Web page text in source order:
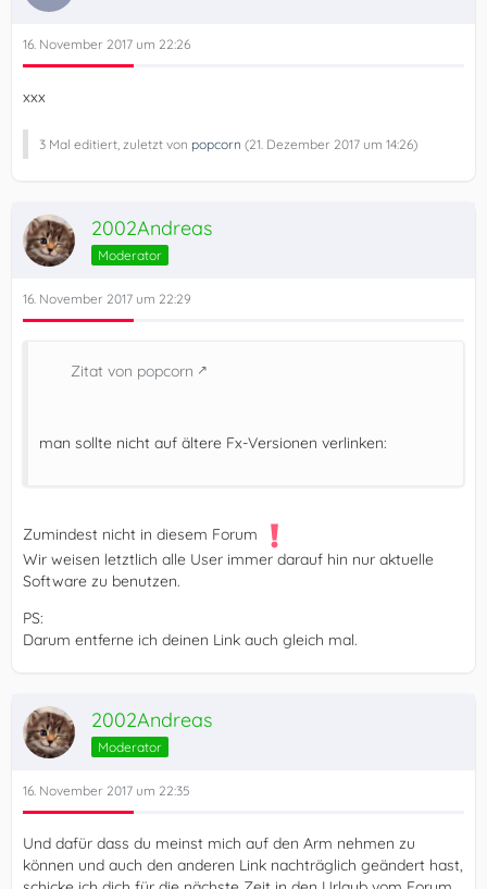
16. November 2017 um 22:26
xxx
3 Mal editiert, zuletzt von popcorn (21. Dezember 2017 um 14:26)
2002Andreas
Moderator
16. November 2017 um 22:29
Zitat von popcorn
man sollte nicht auf ältere Fx-Versionen verlinken:
Zumindest nicht in diesem Forum
Wir weisen letztlich alle User immer darauf hin nur aktuelle
Software zu benutzen.
PS:
Darum entferne ich deinen Link auch gleich mal.
2002Andreas
Moderator
16. November 2017 um 22:35
Und dafür dass du meinst mich auf den Arm nehmen zu
können und auch den anderen Link nachträglich geändert hast,